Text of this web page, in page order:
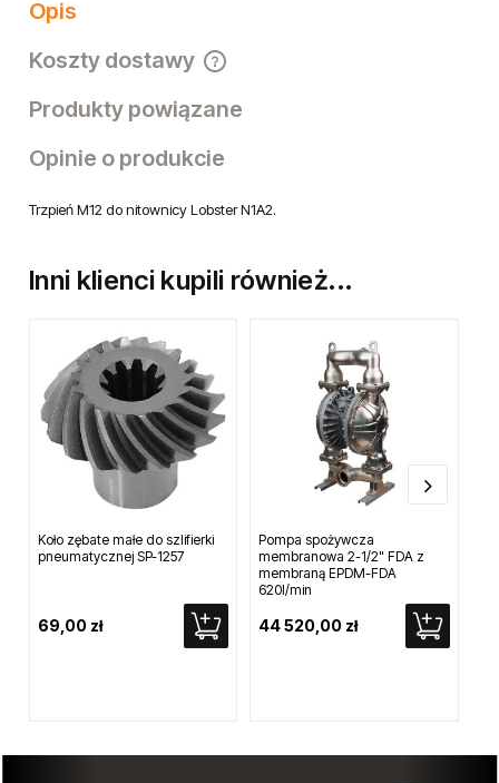
Opis
Koszty dostawy
Cena nie zawiera ewentualnych kosztów płatności
Produkty powiązane
Opinie o produkcie
Trzpień M12 do nitownicy Lobster N1A2.
Inni klienci kupili również...
Koło zębate małe do szlifierki
pneumatycznej SP-1257
69,00 zł
Pompa spożywcza
membranowa 2-1/2" FDA z
membraną EPDM-FDA
620l/min
44 520,00 zł